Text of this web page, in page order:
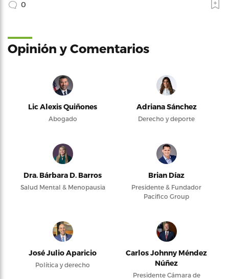
0
Opinión y Comentarios
Lic Alexis Quiñones
Abogado
Adriana Sánchez
Derecho y deporte
Dra. Bárbara D. Barros
Salud Mental & Menopausia
Brian Díaz
Presidente & Fundador
Pacifico Group
José Julio Aparicio
Política y derecho
Carlos Johnny Méndez
Núñez
Presidente Cámara de